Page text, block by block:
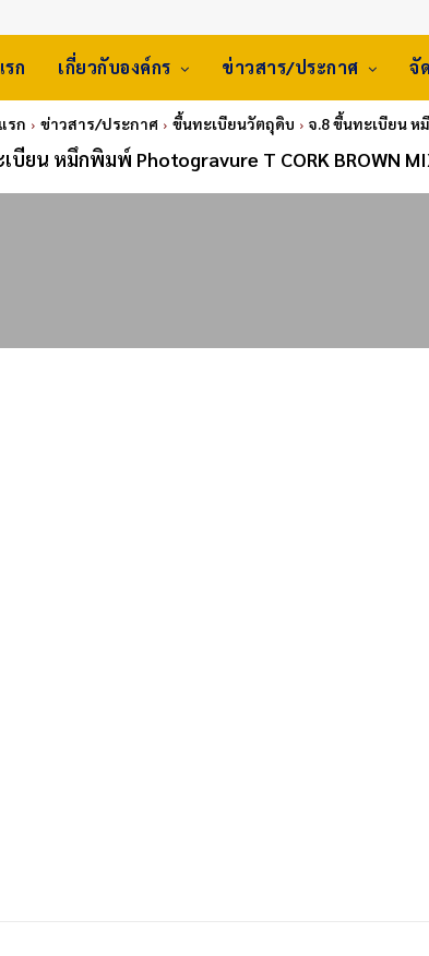
ก เกี่ยวกับองค์กร ข่าวสาร/ประกาศ จั
รก ข่าวสาร/ประกาศ ขึ้นทะเบียนวัตถุดิบ จ.8 ขึ้นทะเบียน ห
บียน หมึกพิมพ์ Photogravure T CORK BROWN